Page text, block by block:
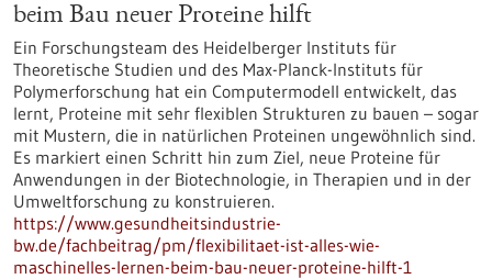
beim Bau neuer Proteine hilft
Ein Forschungsteam des Heidelberger Instituts für
Theoretische Studien und des Max-Planck-Instituts für
Polymerforschung hat ein Computermodell entwickelt, das
lernt, Proteine mit sehr flexiblen Strukturen zu bauen – sogar
mit Mustern, die in natürlichen Proteinen ungewöhnlich sind.
Es markiert einen Schritt hin zum Ziel, neue Proteine für
Anwendungen in der Biotechnologie, in Therapien und in der
Umweltforschung zu konstruieren.
https://www.gesundheitsindustrie-
bw.de/fachbeitrag/pm/flexibilitaet-ist-alles-wie-
maschinelles-lernen-beim-bau-neuer-proteine-hilft-1